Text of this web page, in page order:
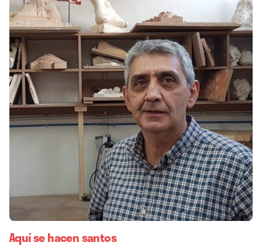
Aquí se hacen santos